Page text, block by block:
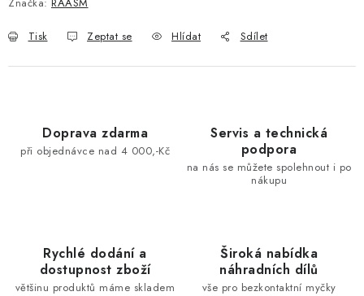
Tisk Zeptat se Hlídat Sdílet
Doprava zdarma
při objednávce nad 4 000,-Kč
Servis a technická
podpora
na nás se můžete spolehnout i po
nákupu
Rychlé dodání a
dostupnost zboží
většinu produktů máme skladem
Široká nabídka
náhradních dílů
vše pro bezkontaktní myčky